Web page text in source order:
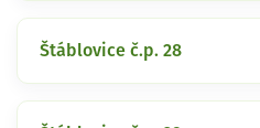
Štáblovice č.p. 28